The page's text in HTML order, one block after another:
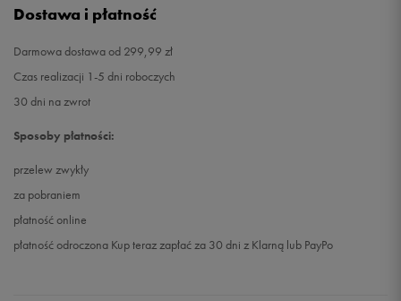
Dostawa i płatność
Darmowa dostawa od 299,99 zł
Czas realizacji 1-5 dni roboczych
30 dni na zwrot
Sposoby płatności:
przelew zwykły
za pobraniem
płatność online
płatność odroczona Kup teraz zapłać za 30 dni z Klarną lub PayPo